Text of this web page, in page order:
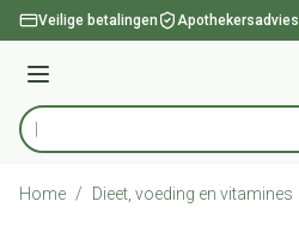
Ga naar de inhoud
Veilige betalingen Apothekersadvies
Menu
Product, merk, categorie...
Home / Dieet, voeding en vitamines